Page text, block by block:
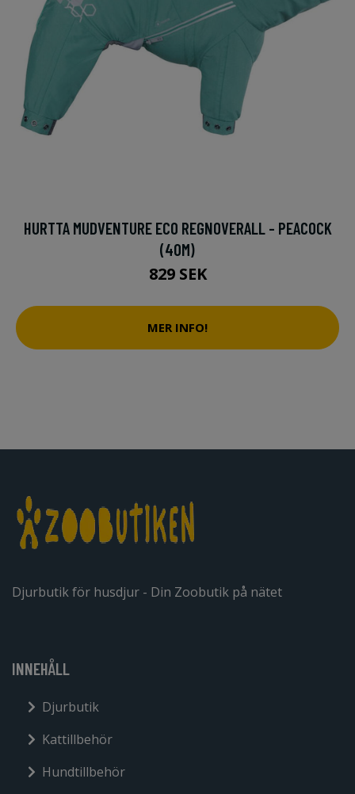
HURTTA MUDVENTURE ECO REGNOVERALL - PEACOCK
(40M)
829 SEK
MER INFO!
Djurbutik för husdjur - Din Zoobutik på nätet
INNEHÅLL
Djurbutik
Kattillbehör
Hundtillbehör